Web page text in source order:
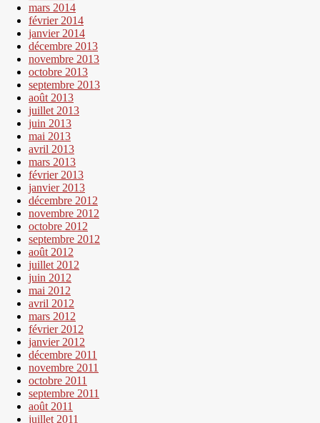
mars 2014
février 2014
janvier 2014
décembre 2013
novembre 2013
octobre 2013
septembre 2013
août 2013
juillet 2013
juin 2013
mai 2013
avril 2013
mars 2013
février 2013
janvier 2013
décembre 2012
novembre 2012
octobre 2012
septembre 2012
août 2012
juillet 2012
juin 2012
mai 2012
avril 2012
mars 2012
février 2012
janvier 2012
décembre 2011
novembre 2011
octobre 2011
septembre 2011
août 2011
juillet 2011